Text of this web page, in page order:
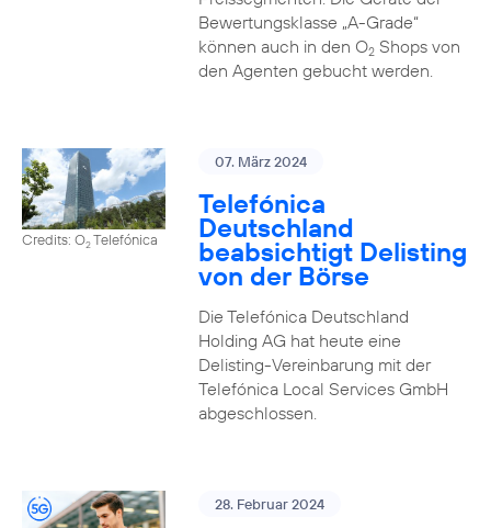
Bewertungsklasse „A-Grade“
können auch in den O2Shops von
den Agenten gebucht werden.
Credits: O2Telefónica
07. März 2024
Telefónica
Deutschland
beabsichtigt Delisting
von der Börse
Die Telefónica Deutschland
Holding AG hat heute eine
Delisting-Vereinbarung mit der
Telefónica Local Services GmbH
abgeschlossen.
28. Februar 2024